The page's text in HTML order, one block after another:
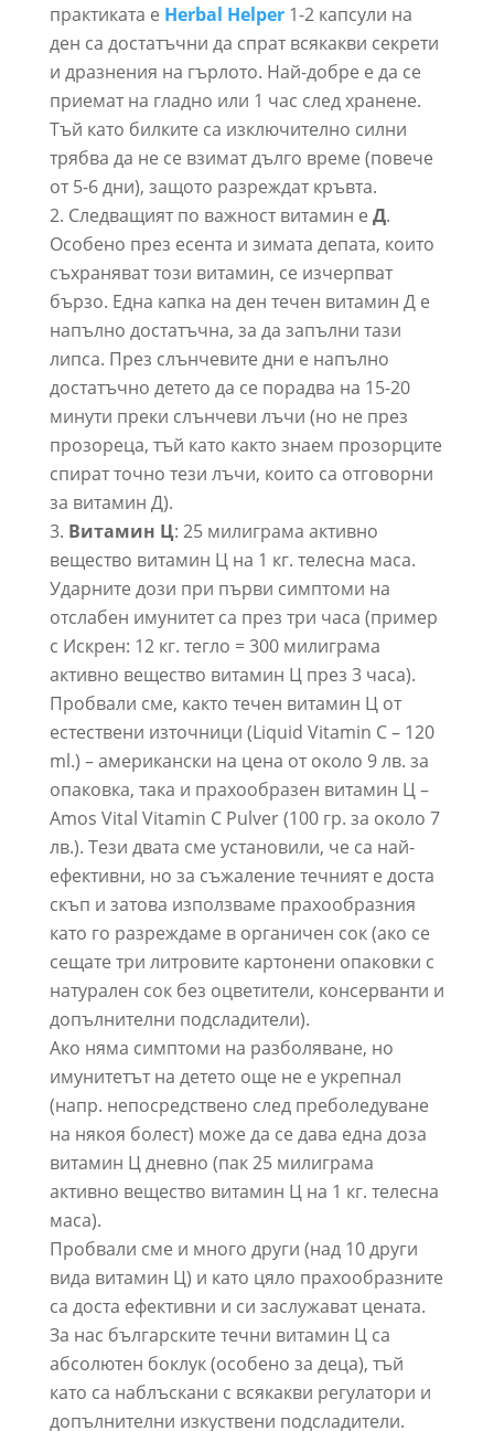
практиката е Herbal Helper1-2 капсули на
ден са достатъчни да спрат всякакви секрети
и дразнения на гърлото. Най-добре е да се
приемат на гладно или 1 час след хранене.
Тъй като билките са изключително силни
трябва да не се взимат дълго време (повече
от 5-6 дни), защото разреждат кръвта.
Следващият по важност витамин е Д.
Особено през есента и зимата депата, които
съхраняват този витамин, се изчерпват
бързо. Една капка на ден течен витамин Д е
напълно достатъчна, за да запълни тази
липса. През слънчевите дни е напълно
достатъчно детето да се порадва на 15-20
минути преки слънчеви лъчи (но не през
прозореца, тъй като както знаем прозорците
спират точно тези лъчи, които са отговорни
за витамин Д).
Витамин Ц: 25 милиграма активно
вещество витамин Ц на 1 кг. телесна маса.
Ударните дози при първи симптоми на
отслабен имунитет са през три часа (пример
с Искрен: 12 кг. тегло = 300 милиграма
активно вещество витамин Ц през 3 часа).
Пробвали сме, както течен витамин Ц от
естествени източници (Liquid Vitamin C – 120
ml.) – американски на цена от около 9 лв. за
опаковка, така и прахообразен витамин Ц –
Amos Vital Vitamin C Pulver (100 гр. за около 7
лв.). Тези двата сме установили, че са най-
ефективни, но за съжаление течният е доста
скъп и затова използваме прахообразния
като го разреждаме в органичен сок (ако се
сещате три литровите картонени опаковки с
натурален сок без оцветители, консерванти и
допълнителни подсладители).
Ако няма симптоми на разболяване, но
имунитетът на детето още не е укрепнал
(напр. непосредствено след преболедуване
на някоя болест) може да се дава една доза
витамин Ц дневно (пак 25 милиграма
активно вещество витамин Ц на 1 кг. телесна
маса).
Пробвали сме и много други (над 10 други
вида витамин Ц) и като цяло прахообразните
са доста ефективни и си заслужават цената.
За нас българските течни витамин Ц са
абсолютен боклук (особено за деца), тъй
като са наблъскани с всякакви регулатори и
допълнителни изкуствени подсладители.